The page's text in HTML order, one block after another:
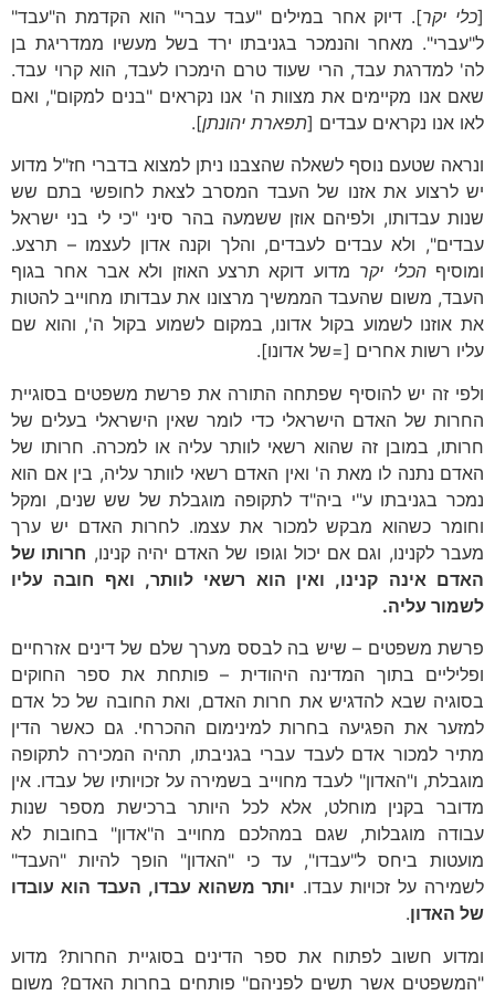
[כלי יקר]. דיוק אחר במילים "עבד עברי" הוא הקדמת ה"עבד"
ל"עברי". מאחר והנמכר בגניבתו ירד בשל מעשיו ממדריגת בן
לה' למדרגת עבד, הרי שעוד טרם הימכרו לעבד, הוא קרוי עבד.
שאם אנו מקיימים את מצוות ה' אנו נקראים "בנים למקום", ואם
לאו אנו נקראים עבדים [תפארת יהונתן].
ונראה שטעם נוסף לשאלה שהצבנו ניתן למצוא בדברי חז"ל מדוע
יש לרצוע את אזנו של העבד המסרב לצאת לחופשי בתם שש
שנות עבדותו, ולפיהם אוזן ששמעה בהר סיני "כי לי בני ישראל
עבדים", ולא עבדים לעבדים, והלך וקנה אדון לעצמו – תרצע.
ומוסיףהכלי יקר מדוע דוקא תרצע האוזן ולא אבר אחר בגוף
העבד, משום שהעבד הממשיך מרצונו את עבדותו מחוייב להטות
את אוזנו לשמוע בקול אדונו, במקום לשמוע בקול ה', והוא שם
עליו רשות אחרים [=של אדונו].
ולפי זה יש להוסיף שפתחה התורה את פרשת משפטים בסוגיית
החרות של האדם הישראלי כדי לומר שאין הישראלי בעלים של
חרותו, במובן זה שהוא רשאי לוותר עליה או למכרה. חרותו של
האדם נתנה לו מאת ה' ואין האדם רשאי לוותר עליה, בין אם הוא
נמכר בגניבתו ע"י ביה"ד לתקופה מוגבלת של שש שנים, ומקל
וחומר כשהוא מבקש למכור את עצמו. לחרות האדם יש ערך
מעבר לקנינו, וגם אם יכול וגופו של האדם יהיה קנינו, חרותו של
האדם אינה קנינו, ואין הוא רשאי לוותר, ואף חובה עליו
לשמור עליה.
פרשת משפטים – שיש בה לבסס מערך שלם של דינים אזרחיים
ופליליים בתוך המדינה היהודית – פותחת את ספר החוקים
בסוגיה שבא להדגיש את חרות האדם, ואת החובה של כל אדם
למזער את הפגיעה בחרות למינימום ההכרחי. גם כאשר הדין
מתיר למכור אדם לעבד עברי בגניבתו, תהיה המכירה לתקופה
מוגבלת, ו"האדון" לעבד מחוייב בשמירה על זכויותיו של עבדו. אין
מדובר בקנין מוחלט, אלא לכל היותר ברכישת מספר שנות
עבודה מוגבלות, שגם במהלכם מחוייב ה"אדון" בחובות לא
מועטות ביחס ל"עבדו", עד כי "האדון" הופך להיות "העבד"
לשמירה על זכויות עבדו. יותר משהוא עבדו, העבד הוא עובדו
של האדון.
ומדוע חשוב לפתוח את ספר הדינים בסוגיית החרות? מדוע
"המשפטים אשר תשים לפניהם" פותחים בחרות האדם? משום